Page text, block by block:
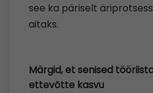
see ka päriselt
aitaks.
Märgid, et senised
ettevõtte kasvu